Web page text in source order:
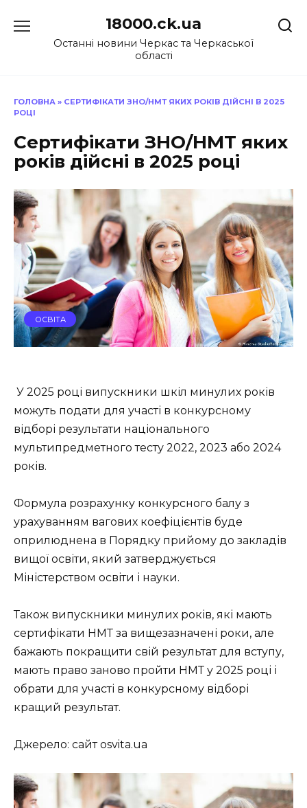
до
18000.ck.ua
Останні новини Черкас та Черкаської
області
ГОЛОВНА » СЕРТИФІКАТИ ЗНО/НМТ ЯКИХ РОКІВ ДІЙСНІ В 2025
РОЦІ
Сертифікати ЗНО/НМТ яких
років дійсні в 2025 році
ОСВІТА
У 2025 році випускники шкіл минулих років
можуть подати для участі в конкурсному
відборі результати національного
мультипредметного тесту 2022, 2023 або 2024
років.
Формула розрахунку конкурсного балу з
урахуванням вагових коефіцієнтів буде
оприлюднена в Порядку прийому до закладів
вищої освіти, який затверджується
Міністерством освіти і науки.
Також випускники минулих років, які мають
сертифікати НМТ за вищезазначені роки, але
бажають покращити свій результат для вступу,
мають право заново пройти НМТ у 2025 році і
обрати для участі в конкурсному відборі
кращий результат.
Джерело: сайт osvita.ua